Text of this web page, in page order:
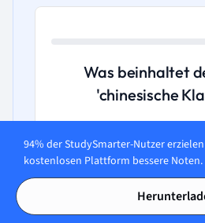
Was beinhaltet
'chinesische
A. Aktuelle politische Reden
B. Bedeutende literarische
Philosophie und Literatur
94% der StudySmarter-Nutzer
kostenlosen Plattform bessere Noten.